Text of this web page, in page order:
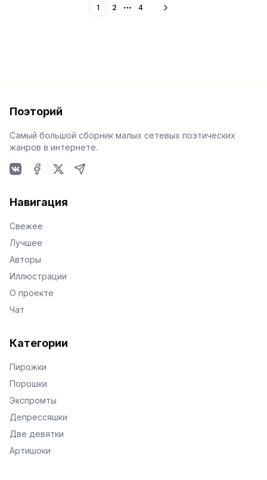
1 2 More pages
4
Поэторий
Самый большой сборник малых сетевых поэтических
жанров в интернете.
Навигация
Свежее
Лучшее
Авторы
Иллюстрации
О проекте
Чат
Категории
Пирожки
Порошки
Экспромты
Депрессяшки
Две девятки
Артишоки